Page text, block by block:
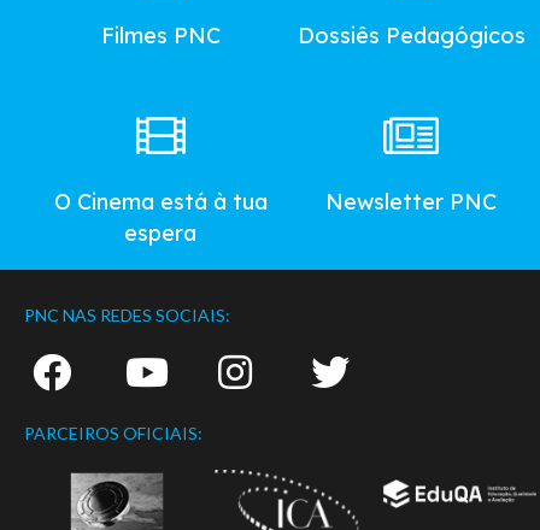
Filmes PNC Dossiês Pedagógicos
O Cinema está à tua
espera
Newsletter PNC
PNC NAS REDES SOCIAIS:
PARCEIROS OFICIAIS: